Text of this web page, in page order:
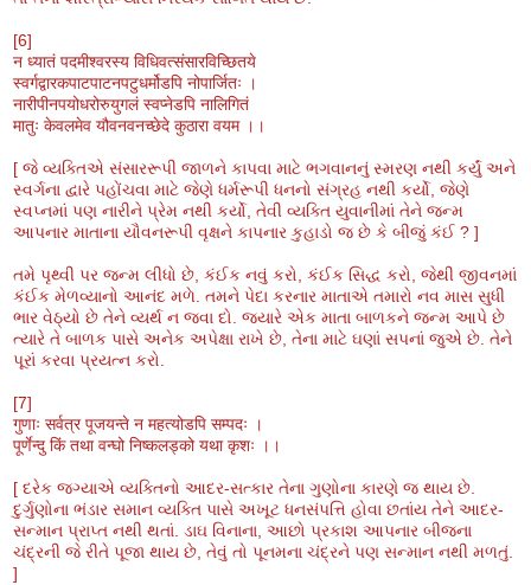
[6]
न ध्यातं पदमीश्वरस्य विधिवत्संसारविच्छितये
स्वर्गद्वारकपाटपाटनपटुधर्मोडपि नोपार्जितः ।
नारीपीनपयोधरोरुयुगलं स्वप्नेडपि नालिगितं
मातुः केवलमेव यौवनवनच्छेदे कुठारा वयम ।।
[ જે વ્યક્તિએ સંસારરૂપી જાળને કાપવા માટે ભગવાનનું સ્મરણ નથી કર્યું અને
સ્વર્ગના દ્વારે પહોંચવા માટે જેણે ધર્મરૂપી ધનનો સંગ્રહ નથી કર્યો, જેણે
સ્વપ્નમાં પણ નારીને પ્રેમ નથી કર્યો, તેવી વ્યક્તિ યુવાનીમાં તેને જન્મ
આપનાર માતાના યૌવનરૂપી વૃક્ષને કાપનાર કુહાડો જ છે કે બીજું કંઈ ? ]
તમે પૃથ્વી પર જન્મ લીધો છે, કંઈક નવું કરો, કંઈક સિદ્ધ કરો, જેથી જીવનમાં
કંઈક મેળવ્યાનો આનંદ મળે. તમને પેદા કરનાર માતાએ તમારો નવ માસ સુધી
ભાર વેઠ્યો છે તેને વ્યર્થ ન જવા દો. જ્યારે એક માતા બાળકને જન્મ આપે છે
ત્યારે તે બાળક પાસે અનેક અપેક્ષા રાખે છે, તેના માટે ઘણાં સપનાં જુએ છે. તેને
પૂરાં કરવા પ્રયત્ન કરો.
[7]
गुणाः सर्वत्र पूजयन्ते न महत्योडपि सम्पदः ।
पूर्णेन्दु किं तथा वन्घो निष्कलड्को यथा कृशः ।।
[ દરેક જગ્યાએ વ્યક્તિનો આદર-સત્કાર તેના ગુણોના કારણે જ થાય છે.
દુર્ગુણોના ભંડાર સમાન વ્યક્તિ પાસે અખૂટ ધનસંપત્તિ હોવા છતાંય તેને આદર-
સન્માન પ્રાપ્ત નથી થતાં. ડાઘ વિનાના, આછો પ્રકાશ આપનાર બીજના
ચંદ્રની જે રીતે પૂજા થાય છે, તેવું તો પૂનમના ચંદ્રને પણ સન્માન નથી મળતું.
]